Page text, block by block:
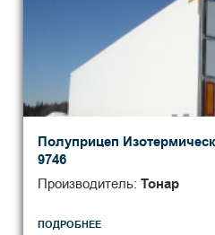
Полуприцеп
9746
Производитель: Тонар
ПОДРОБНЕЕ